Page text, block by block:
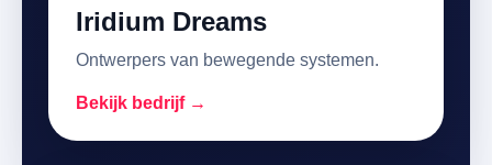
Iridium Dreams
Ontwerpers van bewegende systemen.
Bekijk bedrijf →